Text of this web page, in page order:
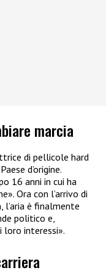
marcia
di pellicole hard
d’origine.
16 anni in cui ha
Ora con l’arrivo di
, l’aria è finalmente
politico e,
interessi».